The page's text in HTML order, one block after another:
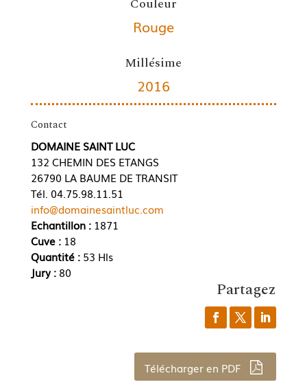
Couleur
Rouge
Millésime
2016
Contact
DOMAINE SAINT LUC
132 CHEMIN DES ETANGS
26790 LA BAUME DE TRANSIT
Tél. 04.75.98.11.51
info@domainesaintluc.com
Echantillon :1871
Cuve : 18
Quantité : 53 Hls
Jury : 80
Partagez
Télécharger en PDF